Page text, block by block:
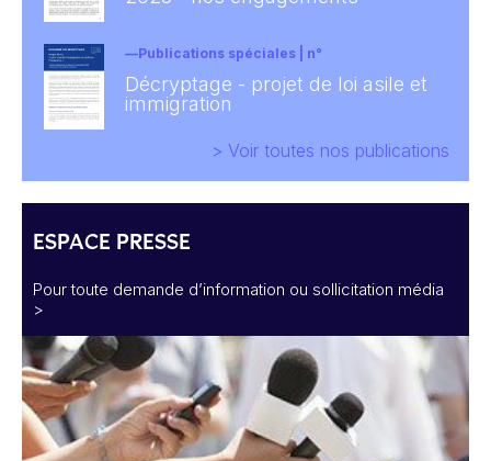
Publications spéciales | n°
Décryptage - projet de loi asile et
immigration
> Voir toutes nos publications
ESPACE PRESSE
Pour toute demande d’information ou sollicitation média
>